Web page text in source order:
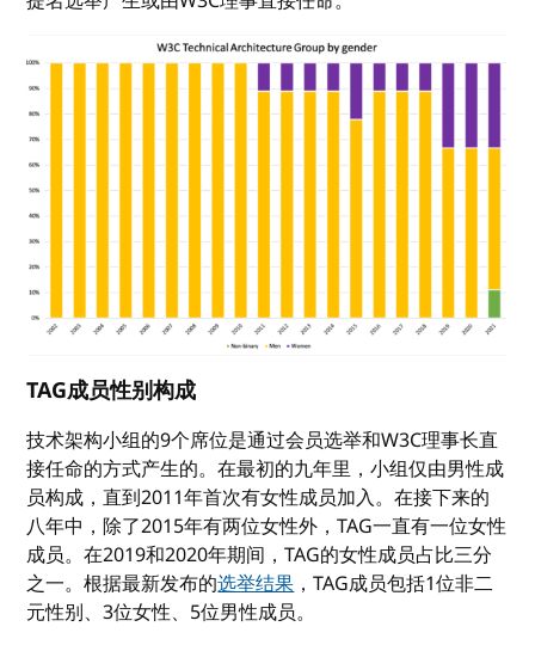
TAG成员性别构成
技术架构小组的9个席位是通过会员选举和W3C理事长直
接任命的方式产生的。在最初的九年里，小组仅由男性成
员构成，直到2011年首次有女性成员加入。在接下来的
八年中，除了2015年有两位女性外，TAG一直有一位女性
成员。在2019和2020年期间，TAG的女性成员占比三分
之一。根据最新发布的选举结果，TAG成员包括1位非二
元性别、3位女性、5位男性成员。